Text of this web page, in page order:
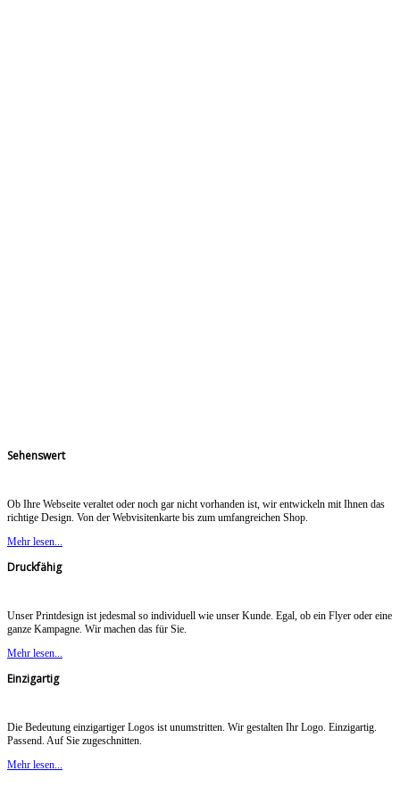
Sehenswert
Ob Ihre Webseite veraltet oder noch gar nicht vorhanden ist, wir entwickeln mit Ihnen das
richtige Design. Von der Webvisitenkarte bis zum umfangreichen Shop.
Mehr lesen...
Druckfähig
Unser Printdesign ist jedesmal so individuell wie unser Kunde. Egal, ob ein Flyer oder eine
ganze Kampagne. Wir machen das für Sie.
Mehr lesen...
Einzigartig
Die Bedeutung einzigartiger Logos ist unumstritten. Wir gestalten Ihr Logo. Einzigartig.
Passend. Auf Sie zugeschnitten.
Mehr lesen...